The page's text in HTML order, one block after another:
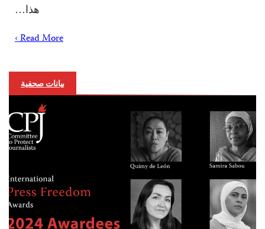
هذا…
Read More ›
بيانات صحفية